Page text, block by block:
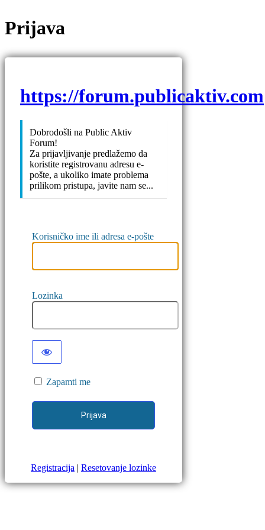
Prijava
https://forum.publicaktiv.com
Dobrodošli na Public Aktiv
Forum!
Za prijavljivanje predlažemo da
koristite registrovanu adresu e-
pošte, a ukoliko imate problema
prilikom pristupa, javite nam se...
Korisničko ime ili adresa e-pošte
Lozinka
Zapamti me
Registracija | Resetovanje lozinke